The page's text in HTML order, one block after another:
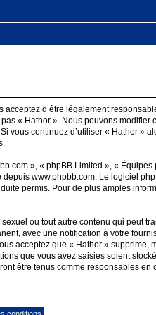
d’être légalement
« Hathor ». Nous pouvons modifier
vous continuez d’utiliser « Hathor »
», « phpBB Limited », « Équipes
depuis www.phpbb.com . Le logiciel
permis. Pour de plus amples
ou tout autre contenu qui peut
avec une notification à votre
acceptez que « Hathor » supprime,
que vous avez saisies soient
être tenus comme responsables en